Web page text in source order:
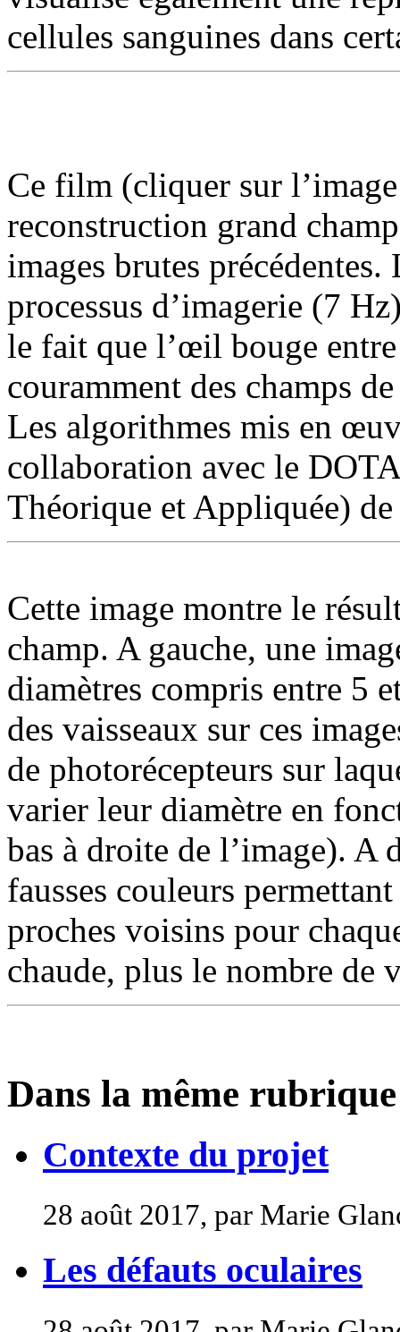
cellules sanguines dans
Ce film (cliquer sur
reconstruction grand
images brutes
processus d’imagerie (7
le fait que l’œil bouge
couramment des champs
Les algorithmes mis en
collaboration avec le
Théorique et Appliquée) de
Cette image montre le
champ. A gauche, une
diamètres compris entre 5
des vaisseaux sur ces
de photorécepteurs sur
varier leur diamètre en
bas à droite de l’image). A
fausses couleurs
proches voisins pour
chaude, plus le nombre de
Dans la même rubrique
Contexte du projet
28 août 2017, par Marie
Les défauts oculaires